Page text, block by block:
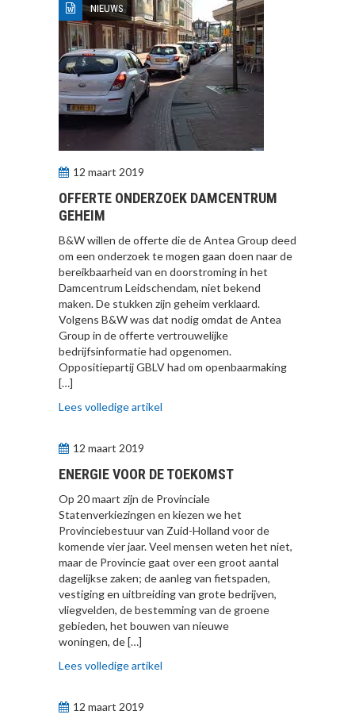
NIEUWS
12 maart 2019
OFFERTE ONDERZOEK DAMCENTRUM
GEHEIM
B&W willen de offerte die de Antea Group deed
om een onderzoek te mogen gaan doen naar de
bereikbaarheid van en doorstroming in het
Damcentrum Leidschendam, niet bekend
maken. De stukken zijn geheim verklaard.
Volgens B&W was dat nodig omdat de Antea
Group in de offerte vertrouwelijke
bedrijfsinformatie had opgenomen.
Oppositiepartij GBLV had om openbaarmaking
[…]
Lees volledige artikel
12 maart 2019
ENERGIE VOOR DE TOEKOMST
Op 20 maart zijn de Provinciale
Statenverkiezingen en kiezen we het
Provinciebestuur van Zuid-Holland voor de
komende vier jaar. Veel mensen weten het niet,
maar de Provincie gaat over een groot aantal
dagelijkse zaken; de aanleg van fietspaden,
vestiging en uitbreiding van grote bedrijven,
vliegvelden, de bestemming van de groene
gebieden, het bouwen van nieuwe
woningen, de […]
Lees volledige artikel
12 maart 2019